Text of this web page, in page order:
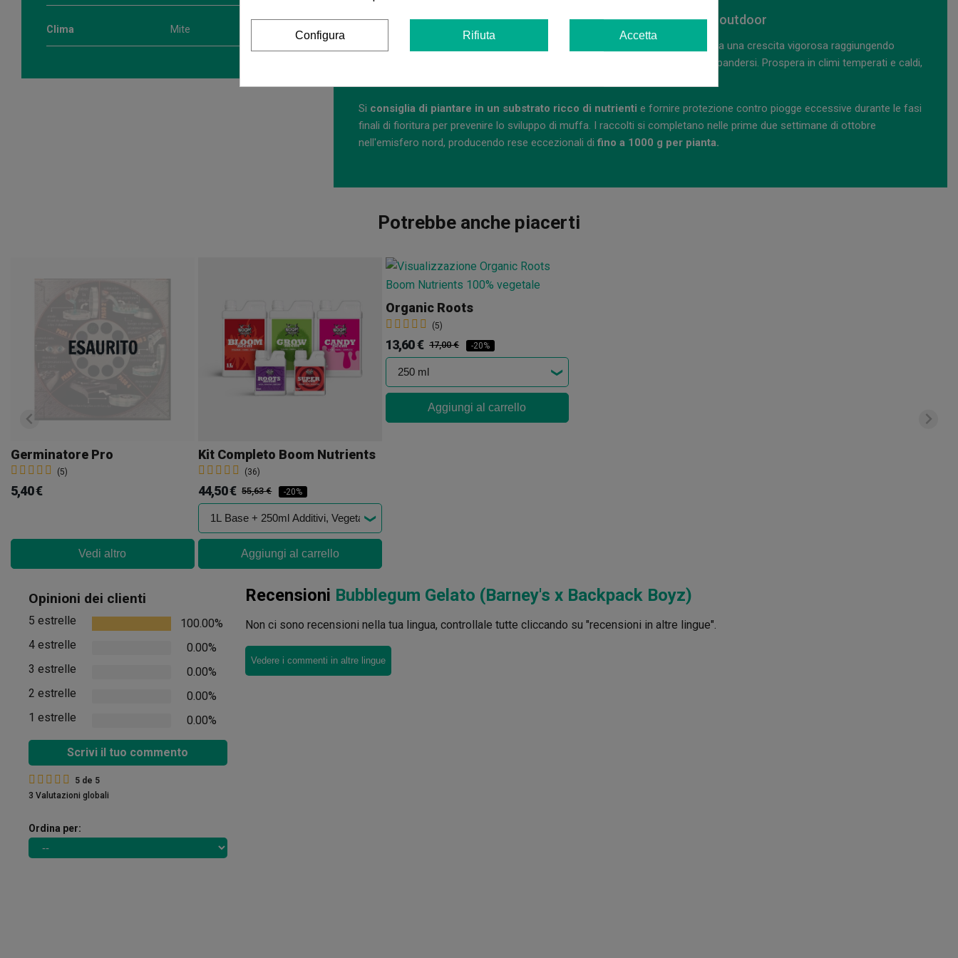
Clima Mite
Come coltivare Bubblegum Gelato (Barney's x Backpack Boyz) outdoor
mostra una crescita vigorosa raggiungendo
quando ha spazio sufficiente per espandersi. Prospera in climi temperati e caldi,
Si consiglia di piantare in un substrato ricco di nutrienti e fornire protezione contro piogge eccessive durante le fasi
finali di fioritura per prevenire lo sviluppo di muffa. I raccolti si completano nelle prime due settimane di ottobre
nell'emisfero nord, producendo rese eccezionali difino a 1000 g per pianta.
Potrebbe anche piacerti
Germinatore Pro
(5)
5,40 €
Vedi altro
Kit Completo Boom Nutrients
(36)
44,50 € 55,63 € -20%
Aggiungi al carrello
Organic Roots
(5)
13,60 € 17,00 € -20%
Aggiungi al carrello
Opinioni dei clienti
5 estrelle
100.00%
4 estrelle
0.00%
3 estrelle
0.00%
2 estrelle
0.00%
1 estrelle
0.00%
Scrivi il tuo commento
5 de 5
3 Valutazioni globali
Ordina per:
Recensioni Bubblegum Gelato (Barney's x Backpack Boyz)
Non ci sono recensioni nella tua lingua, controllale tutte cliccando su "recensioni in altre lingue".
Vedere i commenti in altre lingue
Configura Rifiuta Accetta